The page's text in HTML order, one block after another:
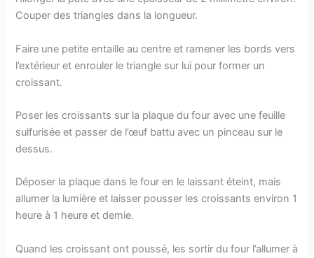
Couper des triangles dans la longueur.
Faire une petite entaille au centre et ramener les bords vers
l’extérieur et enrouler le triangle sur lui pour former un
croissant.
Poser les croissants sur la plaque du four avec une feuille
sulfurisée et passer de l’œuf battu avec un pinceau sur le
dessus.
Déposer la plaque dans le four en le laissant éteint, mais
allumer la lumière et laisser pousser les croissants environ 1
heure à 1 heure et demie.
Quand les croissant ont poussé, les sortir du four l’allumer à